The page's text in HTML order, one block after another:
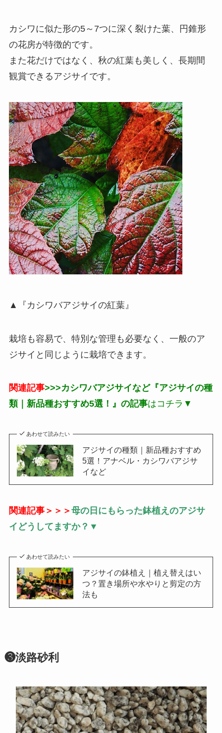
カシワに似た形の5～7つに深く裂けた葉、円錐形
の花房が特徴的です。
また花だけではなく、秋の紅葉も美しく、長期間
観賞できるアジサイです。
▲『カシワバアジサイの紅葉』
栽培も容易で、特別な管理も必要なく、一般のア
ジサイと同じように栽培できます。
関連記事>>>カシワバアジサイなど『アジサイの種
類｜新品種おすすめ5選！』の記事はコチラ▼
あわせて読みたい
アジサイの種類｜新品種おすすめ
5選！アナベル・カシワバアジサ
イなど
関連記事＞＞＞母の日にもらった鉢植えのアジサ
イどうしてますか？▼
あわせて読みたい
アジサイの鉢植え｜植え替えはい
つ？置き場所や水やりと剪定の方
法も
❸淡路砂利